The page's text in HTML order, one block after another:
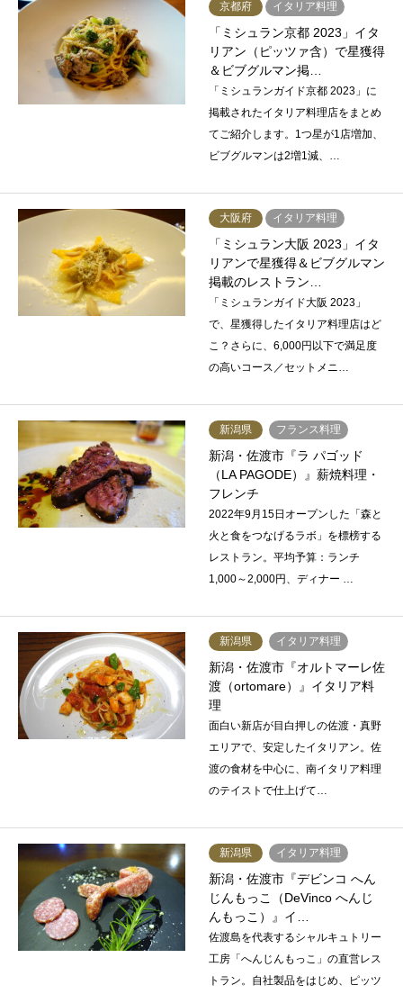
京都府 イタリア料理
「ミシュラン京都 2023」イタ
リアン（ピッツァ含）で星獲得
＆ビブグルマン掲…
「ミシュランガイド京都 2023」に
掲載されたイタリア料理店をまとめ
てご紹介します。1つ星が1店増加、
ビブグルマンは2増1減、…
大阪府 イタリア料理
「ミシュラン大阪 2023」イタ
リアンで星獲得＆ビブグルマン
掲載のレストラン…
「ミシュランガイド大阪 2023」
で、星獲得したイタリア料理店はど
こ？さらに、6,000円以下で満足度
の高いコース／セットメニ…
新潟県 フランス料理
新潟・佐渡市『ラ パゴッド
（LA PAGODE）』薪焼料理・
フレンチ
2022年9月15日オープンした「森と
火と食をつなげるラボ」を標榜する
レストラン。平均予算：ランチ
1,000～2,000円、ディナー …
新潟県 イタリア料理
新潟・佐渡市『オルトマーレ佐
渡（ortomare）』イタリア料
理
面白い新店が目白押しの佐渡・真野
エリアで、安定したイタリアン。佐
渡の食材を中心に、南イタリア料理
のテイストで仕上げて…
新潟県 イタリア料理
新潟・佐渡市『デビンコ へん
じんもっこ（DeVinco へんじ
んもっこ）』イ…
佐渡島を代表するシャルキュトリー
工房「へんじんもっこ」の直営レス
トラン。自社製品をはじめ、ピッツ